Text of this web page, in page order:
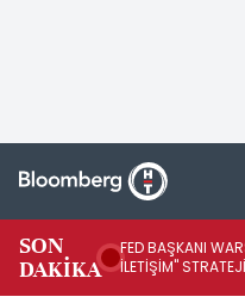
SON
DAKİKA
FED BAŞKANI
İLETİŞİM"